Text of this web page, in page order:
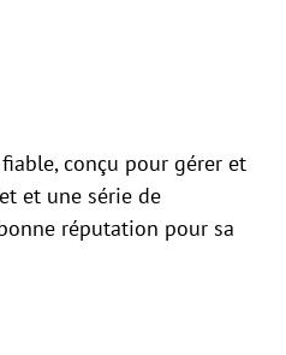
conçu pour gérer et
et une série de
réputation pour sa